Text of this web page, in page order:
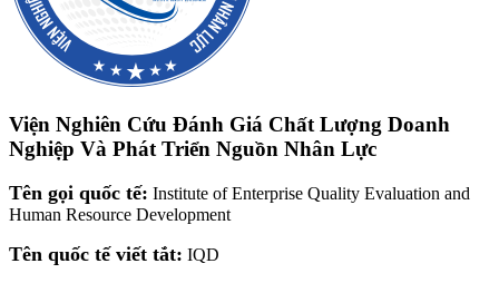
Viện Nghiên Cứu Đánh Giá Chất Lượng Doanh
Nghiệp Và Phát Triển Nguồn Nhân Lực
Tên gọi quốc tế: Institute of Enterprise Quality Evaluation and
Human Resource Development
Tên quốc tế viết tắt: IQD